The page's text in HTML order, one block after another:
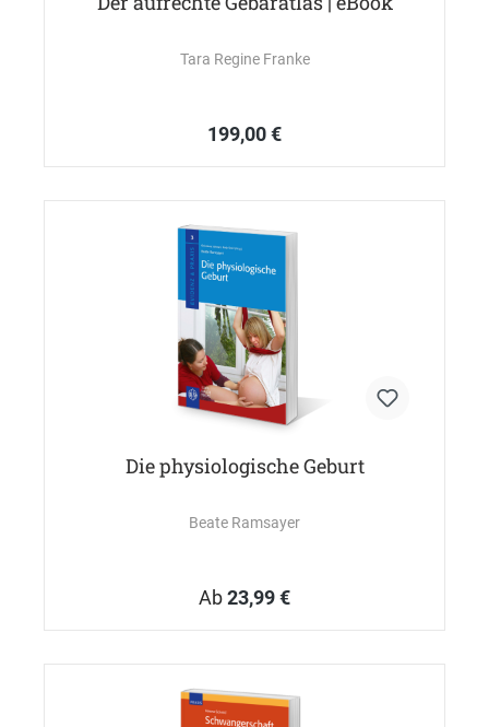
Tara Regine Franke
199,00 €
Die physiologische Geburt
Beate Ramsayer
Ab23,99 €